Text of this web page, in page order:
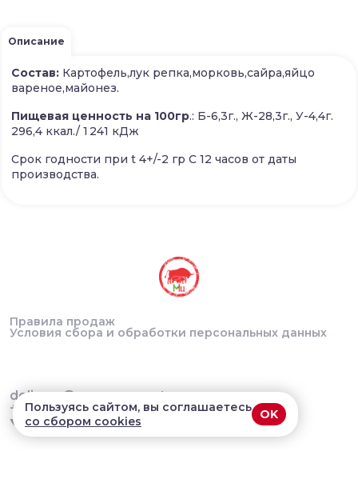
Описание
Состав: Картофель,лук репка,морковь,сайра,яйцо
вареное,майонез.
Пищевая ценность на 100гр.: Б-6,3г., Ж-28,3г., У-4,4г.
296,4 ккал./ 1 241 кДж
Срок годности при t 4+/-2 гр С 12 часов от даты
производства.
Правила продаж
Условия сбора и обработки персональных данных
delivery@myasnoycentr.ru
+7 (922) 144-28-86
Пользуясь сайтом, вы соглашаетесь
со сбором cookies
OK